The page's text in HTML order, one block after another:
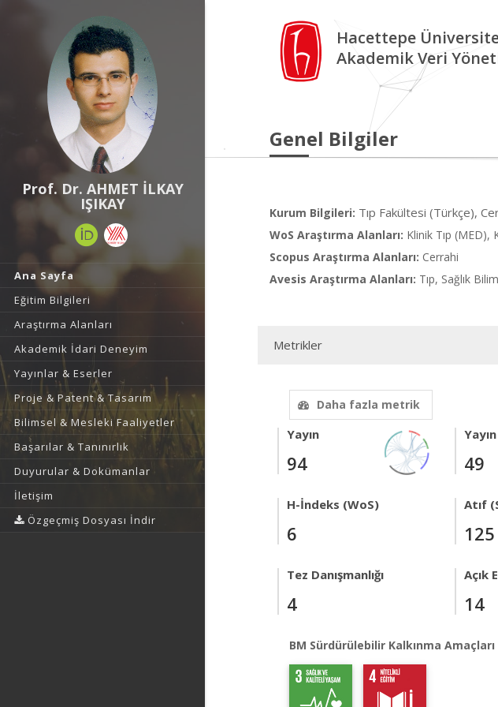
Prof. Dr. AHMET İLKAY
IŞIKAY
Ana Sayfa
Eğitim Bilgileri
Araştırma Alanları
Akademik İdari Deneyim
Yayınlar & Eserler
Proje & Patent & Tasarım
Bilimsel & Mesleki Faaliyetler
Başarılar & Tanınırlık
Duyurular & Dokümanlar
İletişim
Özgeçmiş Dosyası İndir
Hacettepe
Akademik Veri
Genel Bilgiler
Kurum Bilgileri: Tıp Fakültesi (Türkçe),
WoS Araştırma Alanları: Klinik Tıp (MED),
Scopus Araştırma Alanları: Cerrahi
Avesis Araştırma Alanları: Tıp, Sağlık
Metrikler
Daha fazla metrik
Yayın
94 49
H-İndeks (WoS)
6
Atıf
125
Tez Danışmanlığı
4
Açık
14
BM Sürdürülebilir Kalkınma Amaçları